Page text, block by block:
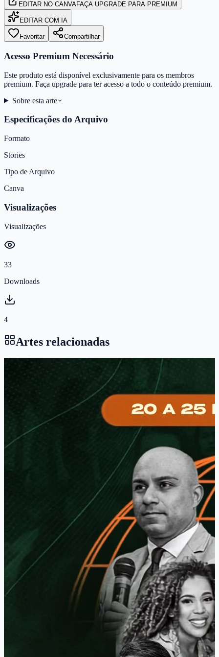
EDITAR NO CANVAFAÇA UPGRADE PARA PREMIUM
EDITAR COM IA
Favoritar Compartilhar
Acesso Premium Necessário
Este produto está disponível exclusivamente para os membros
premium. Faça upgrade para ter acesso a todo o conteúdo premium.
Sobre esta arte
Especificações do Arquivo
Formato
Stories
Tipo de Arquivo
Canva
Visualizações
Visualizações
33
Downloads
4
Artes relacionadas